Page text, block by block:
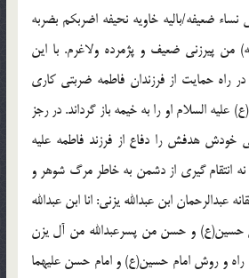
ضعيفه/باليه خاويه نحيفه اضربکم بضربه
من پيرزني ضعيف و پژمرده ولاغرم. با اين
راه حمايت از فرزندان فاطمه ضربتي کاري
السلام او را به خيمه باز گرداند. در رجز
خودش هدفش را دفاع از فرزند فاطمه عليه
انتقام گيري از دشمن به خاطر مرگ شوهر و
عبدالرحمان ابن عبدالله يزني: انا ابن عبدالله
و حسن من پسرعبدالله من آل يزن
و روش امام حسين(ع) و امام حسن عليهما